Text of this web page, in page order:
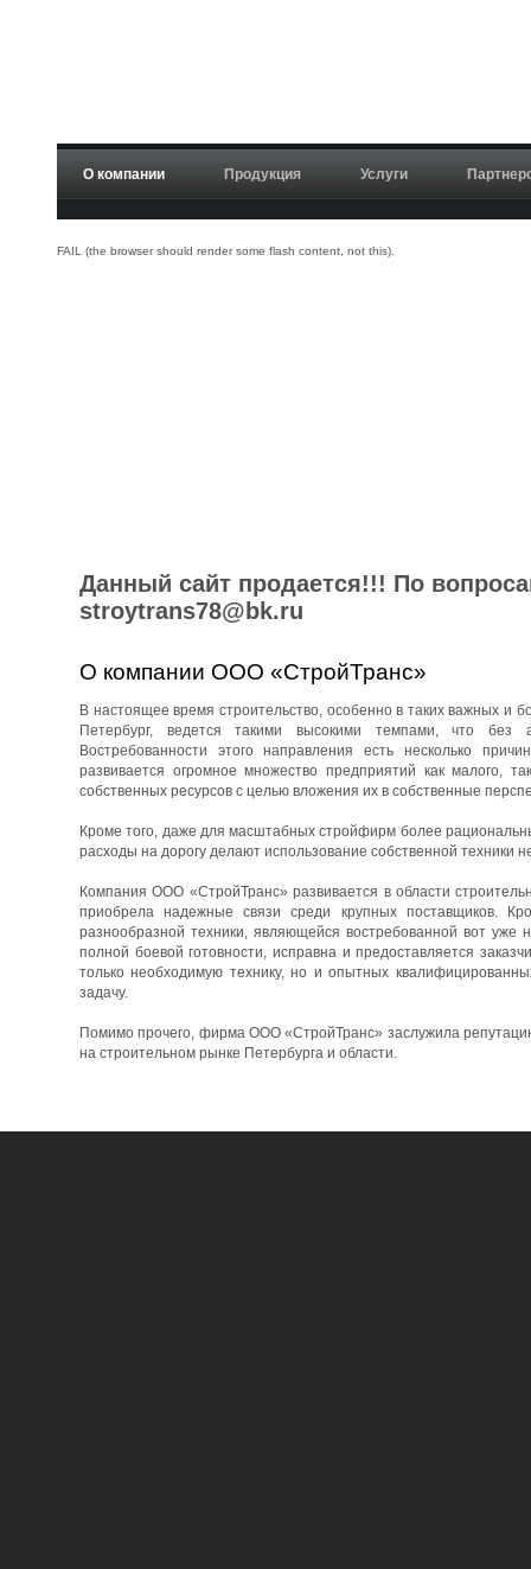
О компании Продукция Услуги
FAIL (the browser should render some flash content, not this).
Данный сайт продается!!! По
stroytrans78@bk.ru
О компании ООО «СтройТранс»
В настоящее время строительство, особенно в таких важных и
Петербург, ведется такими высокими темпами, что без
Востребованности этого направления есть несколько
развивается огромное множество предприятий как малого,
собственных ресурсов с целью вложения их в собственные
Кроме того, даже для масштабных стройфирм более
расходы на дорогу делают использование собственной техники
Компания ООО «СтройТранс» развивается в области
приобрела надежные связи среди крупных поставщиков.
разнообразной техники, являющейся востребованной вот уже
полной боевой готовности, исправна и предоставляется
только необходимую технику, но и опытных
задачу.
Помимо прочего, фирма ООО «СтройТранс» заслужила
на строительном рынке Петербурга и области.